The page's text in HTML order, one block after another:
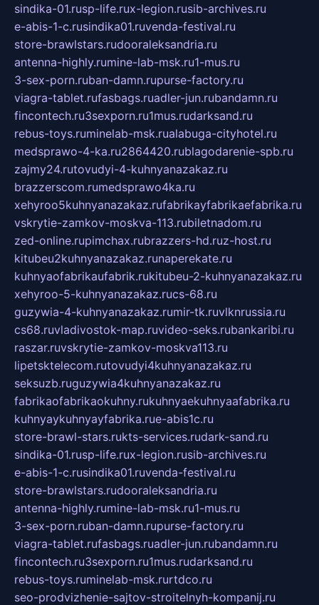
sindika-01.rusp-life.rux-legion.rusib-archives.ru
e-abis-1-c.rusindika01.ruvenda-festival.ru
store-brawlstars.rudooraleksandria.ru
antenna-highly.rumine-lab-msk.ru1-mus.ru
3-sex-porn.ruban-damn.rupurse-factory.ru
viagra-tablet.rufasbags.ruadler-jun.rubandamn.ru
fincontech.ru3sexporn.ru1mus.rudarksand.ru
rebus-toys.ruminelab-msk.rualabuga-cityhotel.ru
medsprawo-4-ka.ru2864420.rublagodarenie-spb.ru
zajmy24.rutovudyi-4-kuhnyanazakaz.ru
brazzerscom.rumedsprawo4ka.ru
xehyroo5kuhnyanazakaz.rufabrikayfabrikaefabrika.ru
vskrytie-zamkov-moskva-113.rubiletnadom.ru
zed-online.rupimchax.rubrazzers-hd.ruz-host.ru
kitubeu2kuhnyanazakaz.runaperekate.ru
kuhnyaofabrikaufabrik.rukitubeu-2-kuhnyanazakaz.ru
xehyroo-5-kuhnyanazakaz.rucs-68.ru
guzywia-4-kuhnyanazakaz.rumir-tk.ruvlknrussia.ru
cs68.ruvladivostok-map.ruvideo-seks.rubankaribi.ru
raszar.ruvskrytie-zamkov-moskva113.ru
lipetsktelecom.rutovudyi4kuhnyanazakaz.ru
seksuzb.ruguzywia4kuhnyanazakaz.ru
fabrikaofabrikaokuhny.rukuhnyaekuhnyaafabrika.ru
kuhnyaykuhnyayfabrika.rue-abis1c.ru
store-brawl-stars.rukts-services.rudark-sand.ru
sindika-01.rusp-life.rux-legion.rusib-archives.ru
e-abis-1-c.rusindika01.ruvenda-festival.ru
store-brawlstars.rudooraleksandria.ru
antenna-highly.rumine-lab-msk.ru1-mus.ru
3-sex-porn.ruban-damn.rupurse-factory.ru
viagra-tablet.rufasbags.ruadler-jun.rubandamn.ru
fincontech.ru3sexporn.ru1mus.rudarksand.ru
rebus-toys.ruminelab-msk.rurtdco.ru
seo-prodvizhenie-sajtov-stroitelnyh-kompanij.ru